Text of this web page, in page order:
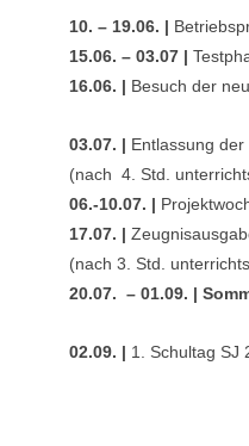
10. – 19.06. |
15.06. – 03.07 |
16.06. | Besuch der
03.07. | Entlassung der
(nach 4. Std.
06.-10.07. |
17.07. |
(nach 3. Std.
20.07. – 01.09. |
02.09. | 1. Schultag SJ